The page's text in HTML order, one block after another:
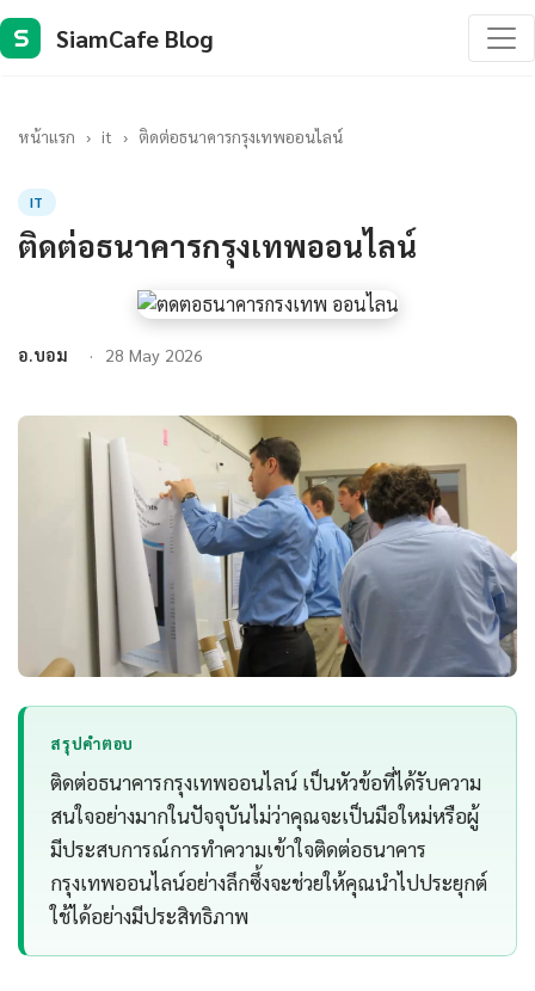
S SiamCafe Blog
หน้าแรก › it › ติดต่อธนาคารกรุงเทพออนไลน์
IT
ติดต่อธนาคารกรุงเทพออนไลน์
อ.บอม 28 May 2026
สรุปคำตอบ
ติดต่อธนาคารกรุงเทพออนไลน์ เป็นหัวข้อที่ได้รับความ
สนใจอย่างมากในปัจจุบันไม่ว่าคุณจะเป็นมือใหม่หรือผู้
มีประสบการณ์การทำความเข้าใจติดต่อธนาคาร
กรุงเทพออนไลน์อย่างลึกซึ้งจะช่วยให้คุณนำไปประยุกต์
ใช้ได้อย่างมีประสิทธิภาพ